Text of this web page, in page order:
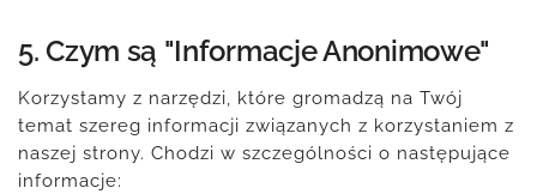
5. Czym są "Informacje Anonimowe"
Korzystamy z narzędzi, które gromadzą na Twój
temat szereg informacji związanych z korzystaniem z
naszej strony. Chodzi w szczególności o następujące
informacje: